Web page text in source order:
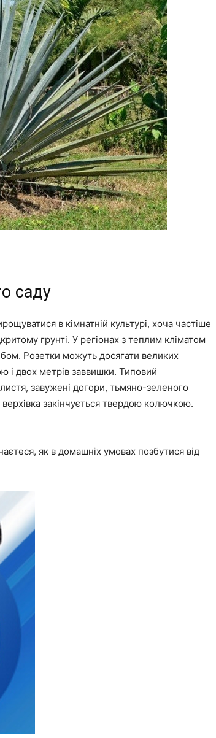
саду
в кімнатній культурі, хоча частіше
грунті. У регіонах з теплим кліматом
Розетки можуть досягати великих
і двох метрів заввишки. Типовий
завужені догори, тьмяно-зеленого
закінчується твердою колючкою.
як в домашніх умовах позбутися від